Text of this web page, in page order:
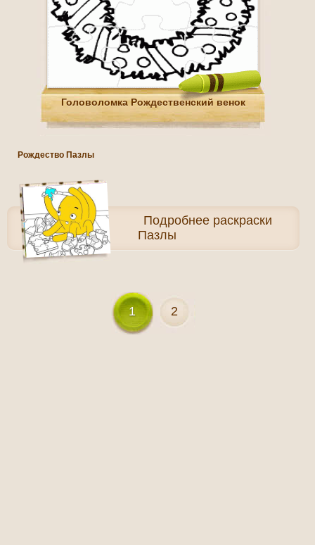
Головоломка Рождественский венок
Рождество Пазлы
Подробнее раскраски
Пазлы
1 2